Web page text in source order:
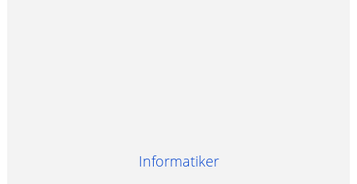
Informatiker